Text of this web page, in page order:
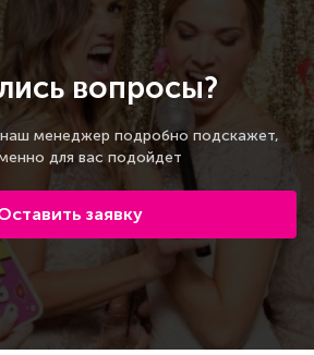
вопросы?
наш менеджер подробно подскажет,
для вас подойдет
заявку